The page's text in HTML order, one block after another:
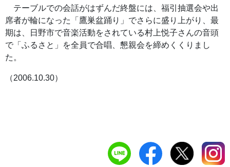
テーブルでの会話がはずんだ終盤には、福引抽選会や出
席者が輪になった「鷹巣盆踊り」でさらに盛り上がり、最
期は、日野市で音楽活動をされている村上悦子さんの音頭
で「ふるさと」を全員で合唱、懇親会を締めくくりまし
た。
（2006.10.30）